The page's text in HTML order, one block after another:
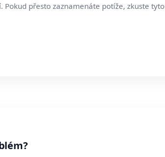
přesto zaznamenáte potíže, zkuste